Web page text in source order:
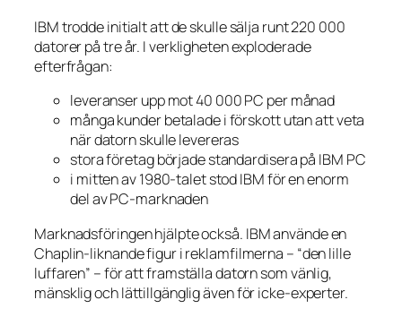
IBM trodde initialt att de skulle sälja runt 220 000
datorer på tre år. I verkligheten exploderade
efterfrågan:
leveranser upp mot 40 000 PC per månad
många kunder betalade i förskott utan att veta
när datorn skulle levereras
stora företag började standardisera på IBM PC
i mitten av 1980-talet stod IBM för en enorm
del av PC-marknaden
Marknadsföringen hjälpte också. IBM använde en
Chaplin-liknande figur i reklamfilmerna – “den lille
luffaren” – för att framställa datorn som vänlig,
mänsklig och lättillgänglig även för icke-experter.